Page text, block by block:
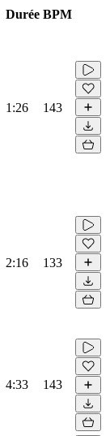
Durée BPM
1:26 143
2:16 133
4:33 143